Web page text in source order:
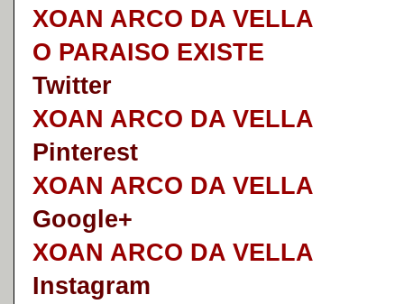
XOAN ARCO DA VELLA
O PARAISO EXISTE
Twitter
XOAN ARCO DA VELLA
Pinterest
XOAN ARCO DA VELLA
Google+
XOAN ARCO DA VELLA
Instagram